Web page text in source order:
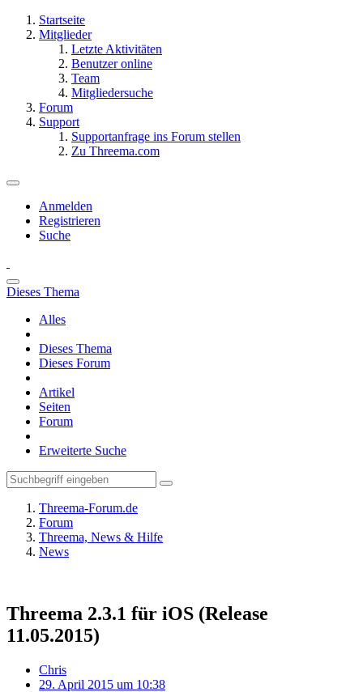
Startseite
Mitglieder
Letzte Aktivitäten
Benutzer online
Team
Mitgliedersuche
Forum
Support
Supportanfrage ins Forum stellen
Zu Threema.com
Anmelden
Registrieren
Suche
Dieses Thema
Alles
Dieses Thema
Dieses Forum
Artikel
Seiten
Forum
Erweiterte Suche
Threema-Forum.de
Forum
Threema, News & Hilfe
News
Threema 2.3.1 für iOS (Release
11.05.2015)
Chris
29. April 2015 um 10:38